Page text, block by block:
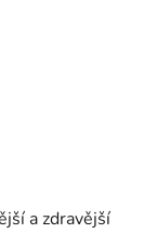
a zdravější